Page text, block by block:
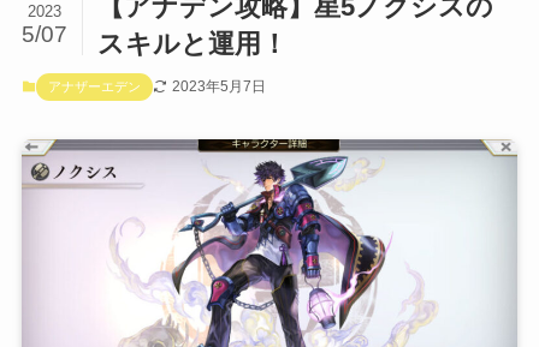
【アナデン攻略】星5ノクシスの
スキルと運用！
2023
5/07
アナザーエデン 2023年5月7日